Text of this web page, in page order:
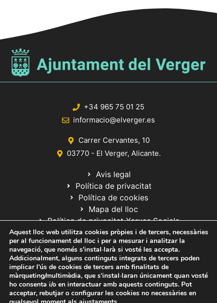
+34 965 75 01 25
informacio@elverger.es
Carrer Cervantes, 10
03770 - El Verger, Alicante.
Avis legal
Política de privacitat
Política de cookies
Mapa del lloc
Política de privacitat Xarxes Socials
© 2020 Web desarrollada por el Servicio de Informática de Diputación
de Alicante
Aquest lloc web utilitza cookies pròpies i de tercers, necessàries
per al funcionament del lloc i per a mesurar i analitzar la
navegació, que només s'instal·larà si vosté les accepta.
Addicionalment, alguns continguts integrats de tercers poden
implicar l'ús de cookies de tercers amb finalitats de
màrqueting/multimèdia, que s'instal·laran únicament quan vosté
ho consenta i/o en interactuar amb aquests continguts. Pot
acceptar, rebutjar o configurar les cookies no necessàries en